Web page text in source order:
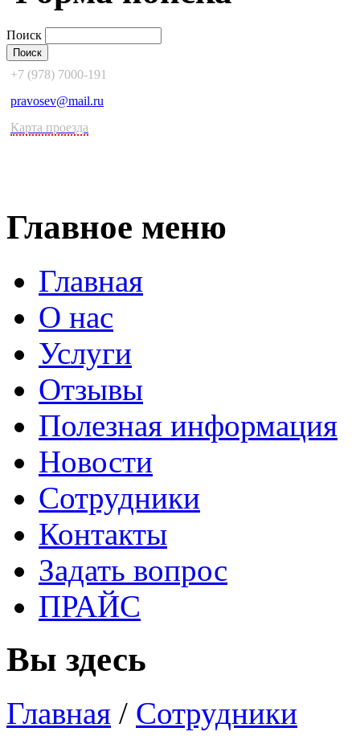
Поиск
+7 (978) 7000-191
pravosev@mail.ru
Карта проезда
Главное меню
Главная
О нас
Услуги
Отзывы
Полезная информация
Новости
Сотрудники
Контакты
Задать вопрос
ПРАЙС
Вы здесь
Главная / Сотрудники